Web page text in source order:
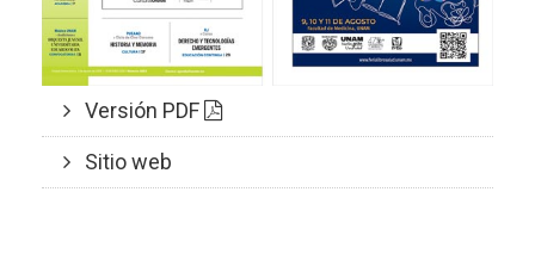
Versión PDF
Sitio web